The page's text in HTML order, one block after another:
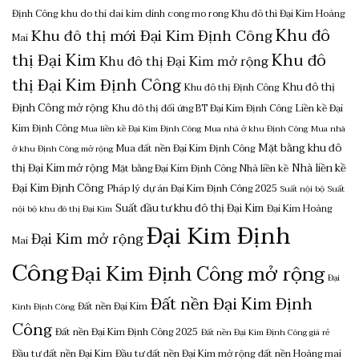
Định Côngkhu do thi dai kim dinh cong mo rongKhu đô thì Đại Kim Hoàng
MaiKhu đô thị mới Đại Kim Định CôngKhu đô
thị Đại KimKhu đô thị Đại Kim mở rộngKhu đô
thị Đại Kim Định CôngKhu đô thị Định CôngKhu đô thị
Định Công mở rộngKhu đô thị đối ứng BT Đại Kim Định Công Liền kề Đại
Kim Định Công Mua liền kề Đại Kim Định Công Mua nhà ở khu Định Công Mua nhà
ở khu Định Công mở rộng Mua đất nền Đại Kim Định CôngMặt bằng khu đô
thị Đại Kim mở rộngMặt bằng Đại Kim Định CôngNhà liền kềNhà liền kề
Đại Kim Định CôngPháp lý dự án Đại Kim Định Công 2025 Suất nội bộ Suất
nội bộ khu đô thị Đại Kim Suất đầu tư khu đô thị Đại KimĐại Kim Hoàng
MaiĐại Kim mở rộngĐại Kim Định
CôngĐại Kim Định Công mở rộng Đại
Kinh Định Công Đất nền Đại KimĐất nền Đại Kim Định
CôngĐất nền Đại Kim Định Công 2025 Đất nền Đại Kim Định Công giá rẻ
Đầu tư đất nền Đại KimĐầu tư đất nền Đại Kim mở rộngđất nền Hoàng mai